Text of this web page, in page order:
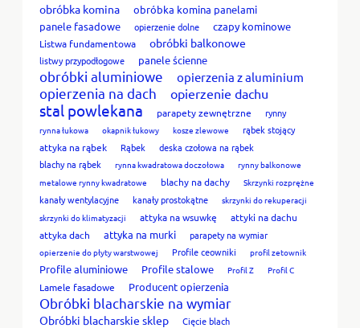
obróbka komina
obróbka komina panelami
panele fasadowe
opierzenie dolne czapy kominowe
Listwa fundamentowa obróbki balkonowe
listwy przypodłogowe panele ścienne
obróbki aluminiowe opierzenia z aluminium
opierzenia na dach opierzenie dachu
stal powlekana parapety zewnętrzne rynny
rynna łukowa okapnik łukowy kosze zlewowe
rąbek stojący
attyka na rąbek
Rąbek
deska czołowa na rąbek
blachy na rąbek
rynna kwadratowa doczołowa
rynny balkonowe
metalowe rynny kwadratowe
blachy na dachy Skrzynki rozprężne
kanały wentylacyjne kanały prostokątne
skrzynki do rekuperacji
skrzynki do klimatyzacji
attyka na wsuwkę
attyki na dachu
attyka dach
attyka na murki parapety na wymiar
opierzenie do płyty warstwowej Profile ceowniki profil zetownik
Profile aluminiowe Profile stalowe Profil Z Profil C
Lamele fasadowe Producent opierzenia
Obróbki blacharskie na wymiar
Obróbki blacharskie sklep
Cięcie blach